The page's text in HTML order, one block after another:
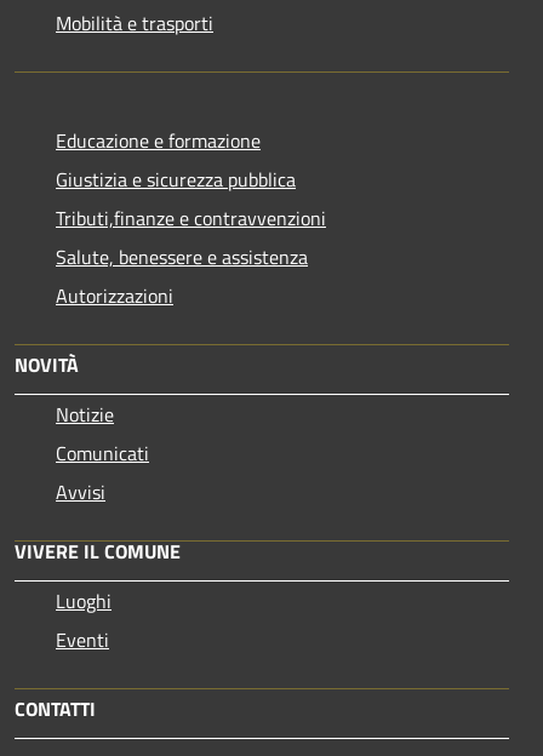
Mobilità e trasporti
Educazione e formazione
Giustizia e sicurezza pubblica
Tributi,finanze e contravvenzioni
Salute, benessere e assistenza
Autorizzazioni
NOVITÀ
Notizie
Comunicati
Avvisi
VIVERE IL COMUNE
Luoghi
Eventi
CONTATTI